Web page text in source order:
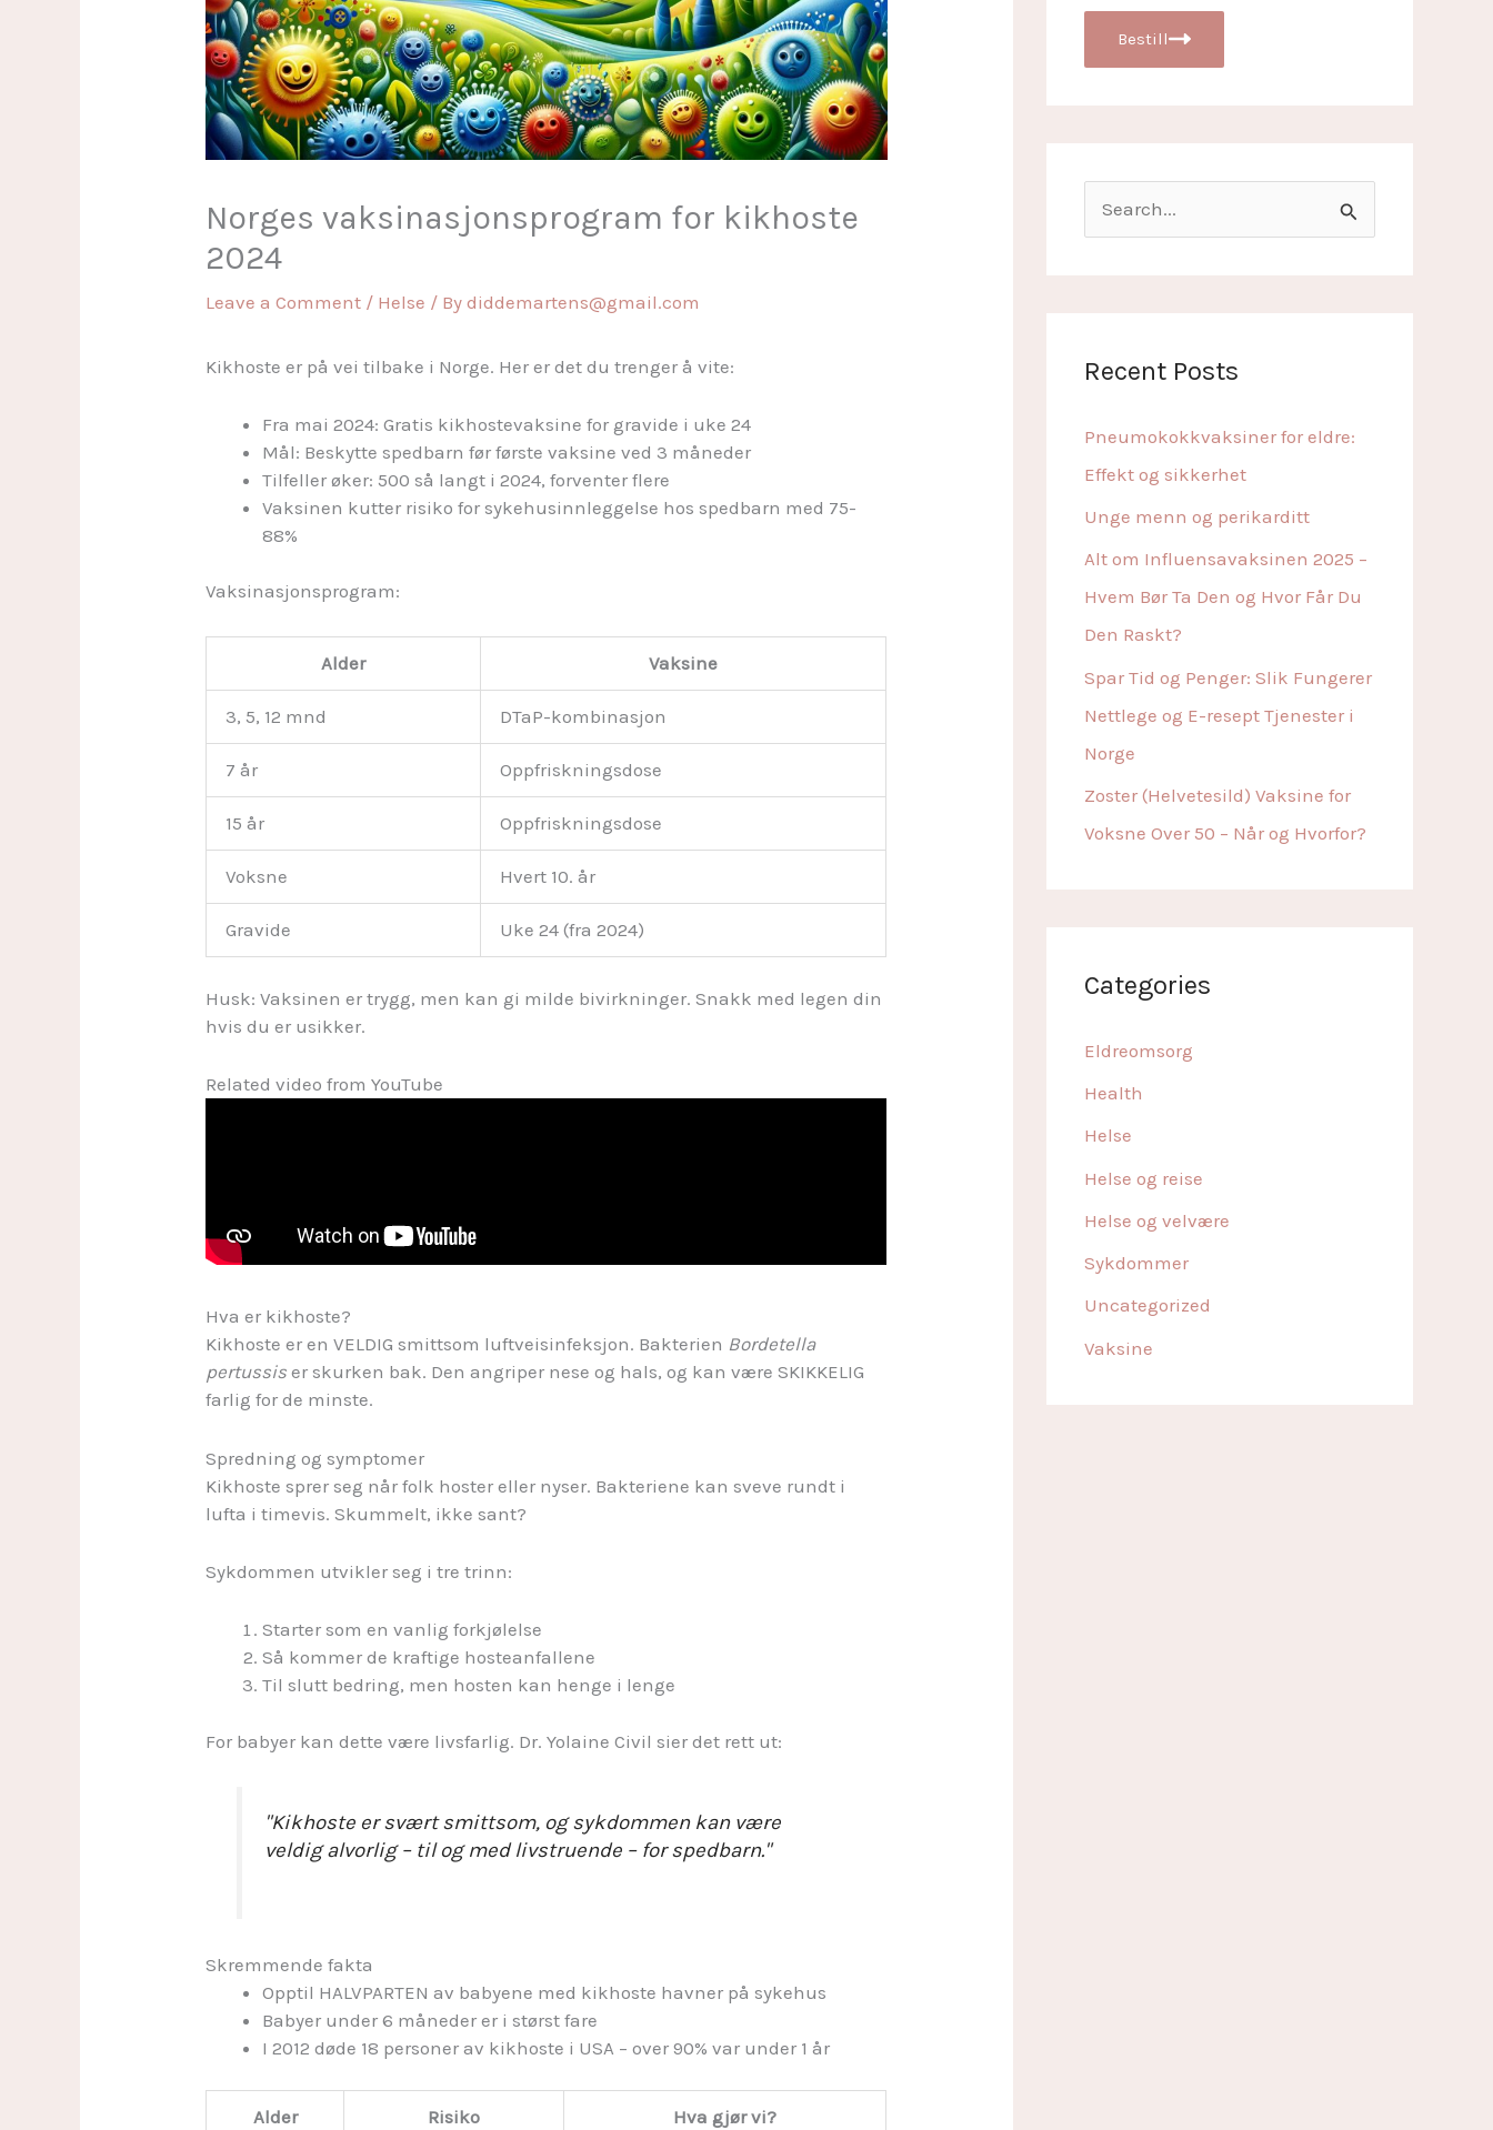
Norges vaksinasjonsprogram for kikhoste
2024
Leave a Comment / Helse / Bydiddemartens@gmail.com
Kikhoste er på vei tilbake i Norge. Her er det du trenger å vite:
Fra mai 2024: Gratis kikhostevaksine for gravide i uke 24
Mål: Beskytte spedbarn før første vaksine ved 3 måneder
Tilfeller øker: 500 så langt i 2024, forventer flere
Vaksinen kutter risiko for sykehusinnleggelse hos spedbarn med 75-
88%
Vaksinasjonsprogram:
Alder Vaksine
3, 5, 12 mnd DTaP-kombinasjon
7 år Oppfriskningsdose
15 år Oppfriskningsdose
Voksne Hvert 10. år
Gravide Uke 24 (fra 2024)
Husk: Vaksinen er trygg, men kan gi milde bivirkninger. Snakk med legen din
hvis du er usikker.
Related video from YouTube
Hva er kikhoste?
Kikhoste er en VELDIG smittsom luftveisinfeksjon. Bakterien Bordetella
pertussis er skurken bak. Den angriper nese og hals, og kan være SKIKKELIG
farlig for de minste.
Spredning og symptomer
Kikhoste sprer seg når folk hoster eller nyser. Bakteriene kan sveve rundt i
lufta i timevis. Skummelt, ikke sant?
Sykdommen utvikler seg i tre trinn:
Starter som en vanlig forkjølelse
Så kommer de kraftige hosteanfallene
Til slutt bedring, men hosten kan henge i lenge
For babyer kan dette være livsfarlig. Dr. Yolaine Civil sier det rett ut:
"Kikhoste er svært smittsom, og sykdommen kan være
veldig alvorlig – til og med livstruende – for spedbarn."
Skremmende fakta
Opptil HALVPARTEN av babyene med kikhoste havner på sykehus
Babyer under 6 måneder er i størst fare
I 2012 døde 18 personer av kikhoste i USA – over 90% var under 1 år
Alder Risiko Hva gjør vi?
Bestill
e
h
Recent Posts
Pneumokokkvaksiner for eldre:
Effekt og sikkerhet
Unge menn og perikarditt
Alt om Influensavaksinen 2025 –
Hvem Bør Ta Den og Hvor Får Du
Den Raskt?
Spar Tid og Penger: Slik Fungerer
Nettlege og E-resept Tjenester i
Norge
Zoster (Helvetesild) Vaksine for
Voksne Over 50 – Når og Hvorfor?
Categories
Eldreomsorg
Health
Helse
Helse og reise
Helse og velvære
Sykdommer
Uncategorized
Vaksine